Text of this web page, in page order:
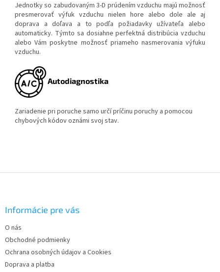
Jednotky so zabudovaným 3-D prúdením vzduchu majú možnosť
presmerovať výfuk vzduchu nielen hore alebo dole ale aj
doprava a doľava a to podľa požiadavky užívateľa alebo
automaticky. Týmto sa dosiahne perfektná distribúcia vzduchu
alebo Vám poskytne možnosť priameho nasmerovania výfuku
vzduchu.
Autodiagnostika
Zariadenie pri poruche samo určí príčinu poruchy a pomocou
chybových kódov oznámi svoj stav.
Informácie pre vás
O nás
Obchodné podmienky
Ochrana osobných údajov a Cookies
Doprava a platba